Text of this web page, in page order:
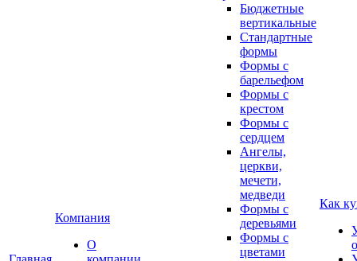
Компания
О
Бюджетные
вертикальные
Стандартные
формы
Формы с
барельефом
Формы с
крестом
Формы с
сердцем
Ангелы,
церкви,
мечети,
медведи
Формы с
деревьями
Формы с
цветами
Как